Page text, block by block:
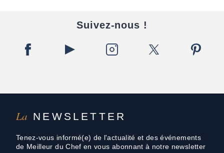
La NEWSLETTER
Tenez-vous informé(e) de l'actualité et des événements
de Meilleur du Chef en vous abonnant à notre newsletter
Suivez-nous !